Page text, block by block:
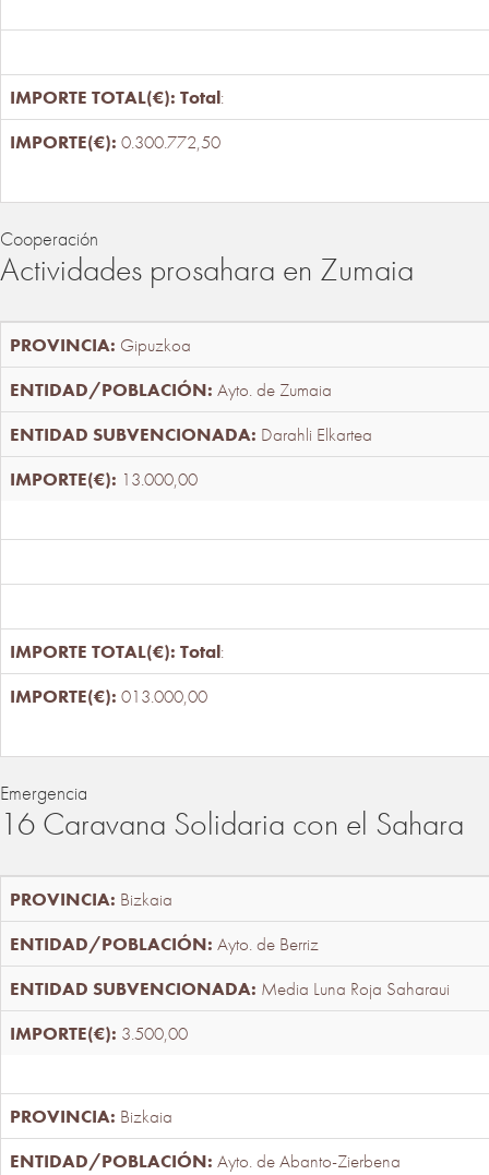
Total:
0.300.772,50
Cooperación
Actividades prosahara en Zumaia
Gipuzkoa
Ayto. de Zumaia
Darahli Elkartea
13.000,00
Total:
013.000,00
Emergencia
16 Caravana Solidaria con el Sahara
Bizkaia
Ayto. de Berriz
Media Luna Roja Saharaui
3.500,00
Bizkaia
Ayto. de Abanto-Zierbena